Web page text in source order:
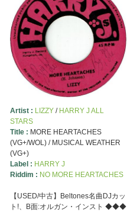
Artist : LIZZY/ HARRY J ALL
STARS
Title : MORE HEARTACHES
(VG+/WOL) / MUSICAL WEATHER
(VG+)
Label : HARRY J
Riddim : NO MORE HEARTACHES
【USED/中古】Beltones名曲DJカッ
ト!、B面:オルガン・インスト ◆◆◆